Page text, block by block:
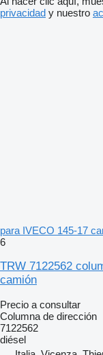
privacidad y nuestro
para IVECO 145-17
6
TRW 7122562
camión
Precio a consultar
Columna de dirección
7122562
diésel